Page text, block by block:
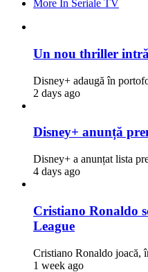
More In Seriale TV
Un nou thriller
Disney+ adaugă în
2 days ago
Disney+ anunță
Disney+ a anunțat lista
4 days ago
Cristiano Ronaldo
League
Cristiano Ronaldo joacă,
1 week ago